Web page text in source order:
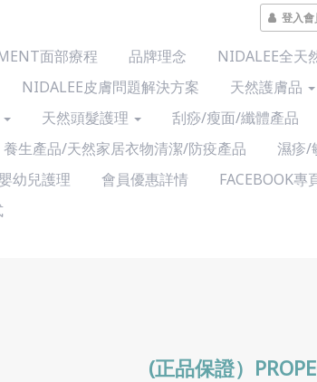
登入會
面部療程 品牌理念
NIDALEE全天
NIDALEE皮膚問題解決方案
天然護膚品
天然頭髮護理 刮痧/瘦面/纖體產品
養生產品/天然家居衣物清潔/防疫產品
濕疹/
幼兒護理 會員優惠詳情
FACEBOOK專
(正品保證）